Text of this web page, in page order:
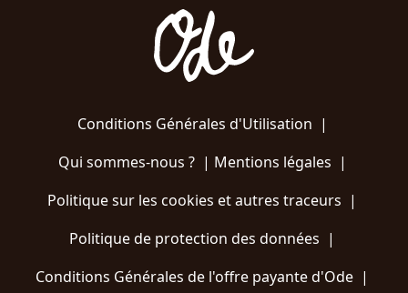
Conditions Générales d'Utilisation |
Qui sommes-nous ?| Mentions légales |
Politique sur les cookies et autres traceurs |
Politique de protection des données |
Conditions Générales de l'offre payante d'Ode |